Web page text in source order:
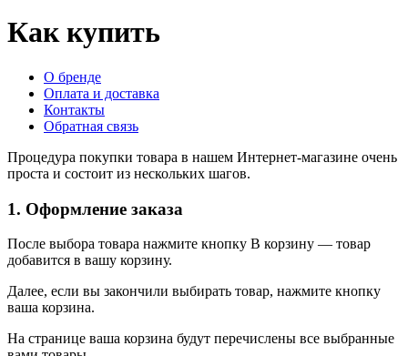
Как купить
О бренде
Оплата и доставка
Контакты
Обратная связь
Процедура покупки товара в нашем Интернет-магазине очень
проста и состоит из нескольких шагов.
1. Оформление заказа
После выбора товара нажмите кнопку В корзину — товар
добавится в вашу корзину.
Далее, если вы закончили выбирать товар, нажмите кнопку
ваша корзина.
На странице ваша корзина будут перечислены все выбранные